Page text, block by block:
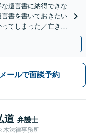
遺言書に納得できな
書を書いておきたい
てしまった／亡き
メールで面談予約
道 弁護士
木法律事務所